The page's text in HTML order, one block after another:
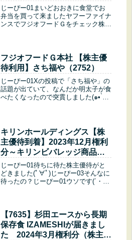
をGET
じーぴー01まいどおおきに食堂でお
弁当を買って来ましたヤフーファイナ
ンスでフジオフードＧをチェック株主
月末案内 (4月発送) じー...
フジオフードＧ本社 【株主優
待利用】さち福や（2752）
じーぴー01Xの投稿で「さち福や」の
話題が出ていて、なんだか明太子が食
べたくなったので突貫しました(๑• ̀д•́
イオンモール熱...
キリンホールディングス【株
主優待到着】2023年12月権利
分～キリンビバレッジ商品
（2503）
じーぴー01待ちに待た株主優待がと
どきました(ﾟ∀ﾟ)じーぴー03そんなに
待ったの？じーぴー01ウソです(´・
のよ～( ･ิω･...
【7635】杉田エースから長期
保存食 IZAMESHIが届きまし
た 2024年3月権利分（株主優